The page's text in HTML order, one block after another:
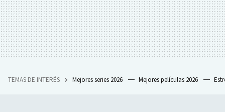
TEMAS DE INTERÉS Mejores series 2026 Mejores películas 2026